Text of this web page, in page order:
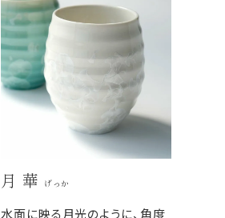
ます。
月 華 げっか
水面に映る月光のように、角度